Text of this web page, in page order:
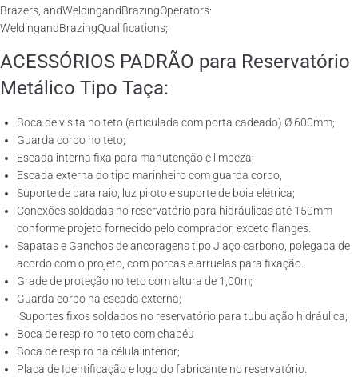
Brazers, andWeldingandBrazingOperators:
WeldingandBrazingQualifications;
ACESSÓRIOS PADRÃO para Reservatório
Metálico Tipo Taça:
Boca de visita no teto (articulada com porta cadeado) Ø 600mm;
Guarda corpo no teto;
Escada interna fixa para manutenção e limpeza;
Escada externa do tipo marinheiro com guarda corpo;
Suporte de para raio, luz piloto e suporte de boia elétrica;
Conexões soldadas no reservatório para hidráulicas até 150mm
conforme projeto fornecido pelo comprador, exceto flanges.
Sapatas e Ganchos de ancoragens tipo J aço carbono, polegada de
acordo com o projeto, com porcas e arruelas para fixação.
Grade de proteção no teto com altura de 1,00m;
Guarda corpo na escada externa;
·Suportes fixos soldados no reservatório para tubulação hidráulica;
Boca de respiro no teto com chapéu
Boca de respiro na célula inferior;
Placa de Identificação e logo do fabricante no reservatório.